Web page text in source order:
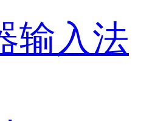
输入法